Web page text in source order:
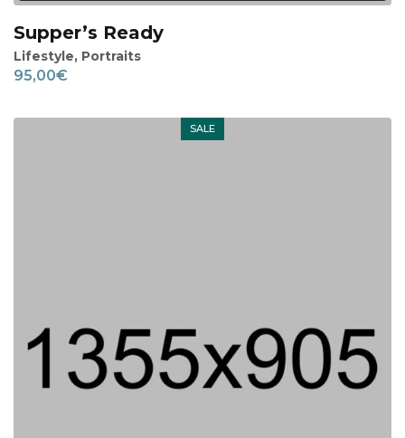
Supper’s Ready
Lifestyle, Portraits
95,00€
SALE